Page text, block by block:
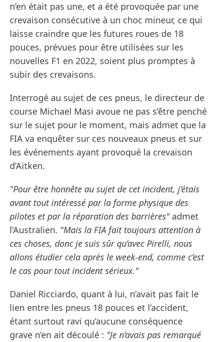
n’en était pas une, et a été provoquée par une
crevaison consécutive à un choc mineur, ce qui
laisse craindre que les futures roues de 18
pouces, prévues pour être utilisées sur les
nouvelles F1 en 2022, soient plus promptes à
subir des crevaisons.
Interrogé au sujet de ces pneus, le directeur de
course Michael Masi avoue ne pas s’être penché
sur le sujet pour le moment, mais admet que la
FIA va enquêter sur ces nouveaux pneus et sur
les événements ayant provoqué la crevaison
d’Aitken.
"Pour être honnête au sujet de cet incident, j’étais
avant tout intéressé par la forme physique des
pilotes et par la réparation des barrières"admet
l’Australien. "Mais la FIA fait toujours attention à
ces choses, donc je suis sûr qu’avec Pirelli, nous
allons étudier cela après le week-end, comme c’est
le cas pour tout incident sérieux."
Daniel Ricciardo, quant à lui, n’avait pas fait le
lien entre les pneus 18 pouces et l’accident,
étant surtout ravi qu’aucune conséquence
grave n’en ait découlé : "Je n’avais pas remarqué